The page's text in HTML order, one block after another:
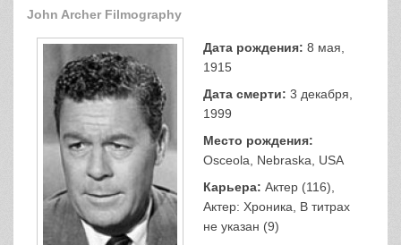
John Archer Filmography
Дата рождения: 8 мая,
1915
Дата смерти: 3 декабря,
1999
Место рождения:
Osceola, Nebraska, USA
Карьера: Актер (116),
Актер: Хроника, В титрах
не указан (9)